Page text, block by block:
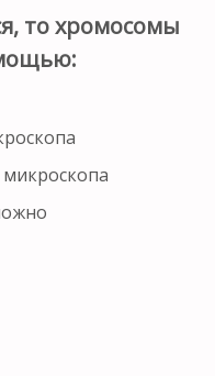
то хромосомы